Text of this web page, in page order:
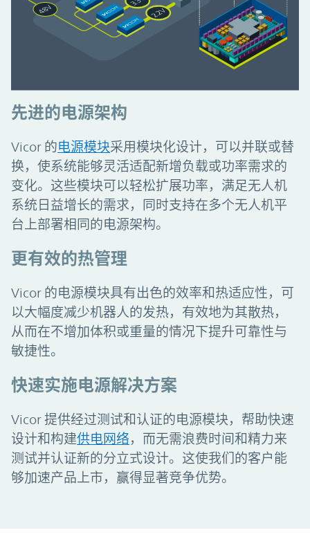
先进的电源架构
Vicor 的电源模块采用模块化设计，可以并联或替
换，使系统能够灵活适配新增负载或功率需求的
变化。这些模块可以轻松扩展功率，满足无人机
系统日益增长的需求，同时支持在多个无人机平
台上部署相同的电源架构。
更有效的热管理
Vicor 的电源模块具有出色的效率和热适应性，可
以大幅度减少机器人的发热，有效地为其散热，
从而在不增加体积或重量的情况下提升可靠性与
敏捷性。
快速实施电源解决方案
Vicor 提供经过测试和认证的电源模块，帮助快速
设计和构建供电网络，而无需浪费时间和精力来
测试并认证新的分立式设计。这使我们的客户能
够加速产品上市，赢得显著竞争优势。